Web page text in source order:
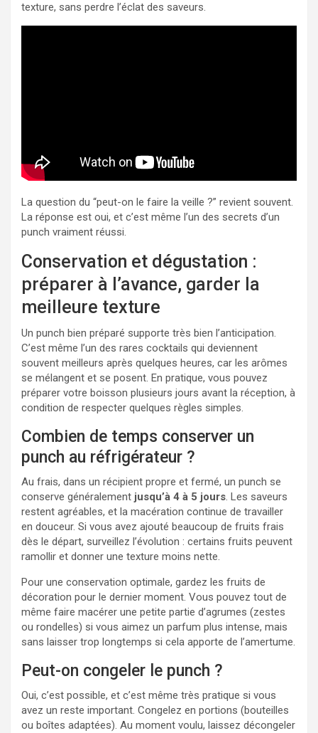
texture, sans perdre l’éclat des saveurs.
La question du “peut-on le faire la veille ?” revient souvent.
La réponse est oui, et c’est même l’un des secrets d’un
punch vraiment réussi.
Conservation et dégustation :
préparer à l’avance, garder la
meilleure texture
Un punch bien préparé supporte très bien l’anticipation.
C’est même l’un des rares cocktails qui deviennent
souvent meilleurs après quelques heures, car les arômes
se mélangent et se posent. En pratique, vous pouvez
préparer votre boisson plusieurs jours avant la réception, à
condition de respecter quelques règles simples.
Combien de temps conserver un
punch au réfrigérateur ?
Au frais, dans un récipient propre et fermé, un punch se
conserve généralement jusqu’à 4 à 5 jours. Les saveurs
restent agréables, et la macération continue de travailler
en douceur. Si vous avez ajouté beaucoup de fruits frais
dès le départ, surveillez l’évolution : certains fruits peuvent
ramollir et donner une texture moins nette.
Pour une conservation optimale, gardez les fruits de
décoration pour le dernier moment. Vous pouvez tout de
même faire macérer une petite partie d’agrumes (zestes
ou rondelles) si vous aimez un parfum plus intense, mais
sans laisser trop longtemps si cela apporte de l’amertume.
Peut-on congeler le punch ?
Oui, c’est possible, et c’est même très pratique si vous
avez un reste important. Congelez en portions (bouteilles
ou boîtes adaptées). Au moment voulu, laissez décongeler